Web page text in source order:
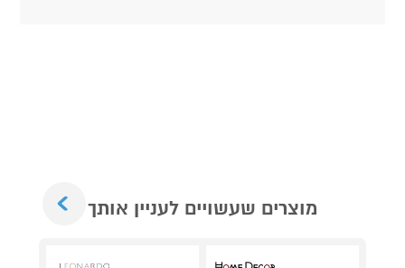
מוצרים שעשויים לעניין אותך